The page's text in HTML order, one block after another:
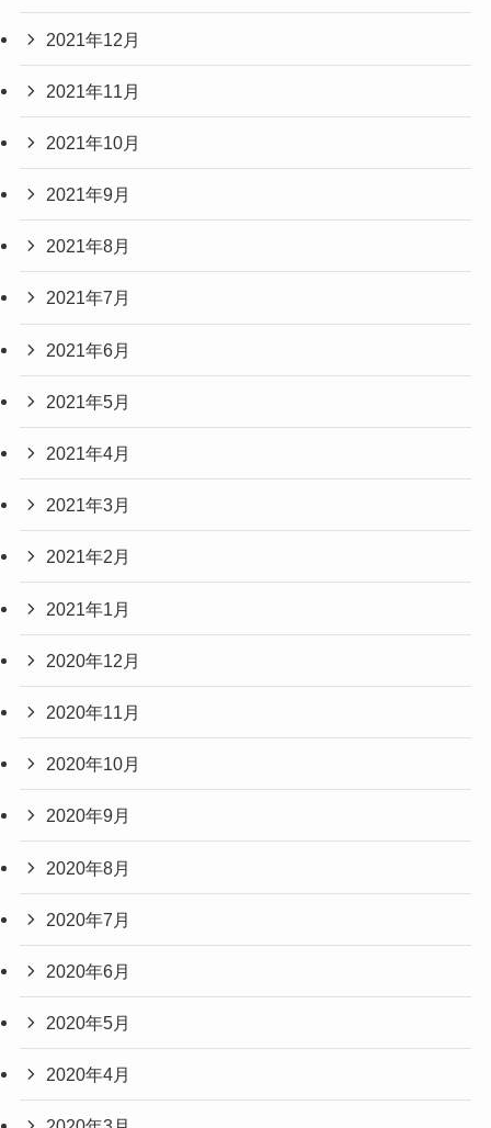
2021年12月
2021年11月
2021年10月
2021年9月
2021年8月
2021年7月
2021年6月
2021年5月
2021年4月
2021年3月
2021年2月
2021年1月
2020年12月
2020年11月
2020年10月
2020年9月
2020年8月
2020年7月
2020年6月
2020年5月
2020年4月